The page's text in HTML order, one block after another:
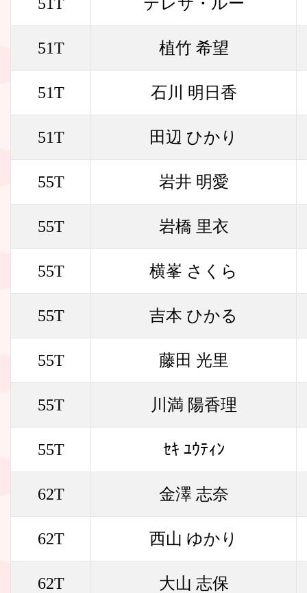
51T 植竹 希望
51T 石川 明日香
51T 田辺 ひかり
55T 岩井 明愛
55T 岩橋 里衣
55T 横峯 さくら
55T 吉本 ひかる
55T 藤田 光里
55T 川満 陽香理
55T ｾｷ ﾕｳﾃｨﾝ
62T 金澤 志奈
62T 西山 ゆかり
62T 大山 志保